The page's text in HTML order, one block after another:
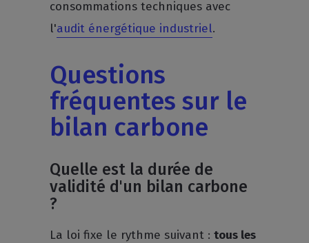
consommations techniques avec
l'audit énergétique industriel.
Questions
fréquentes sur le
bilan carbone
Quelle est la durée de
validité d'un bilan carbone
?
La loi fixe le rythme suivant :tous les